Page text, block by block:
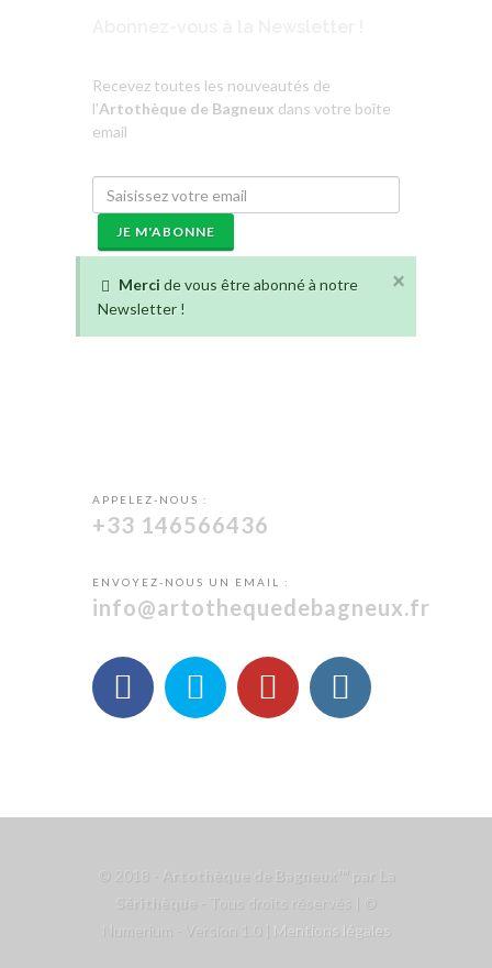
Recevez toutes les nouveautés de
l'Artothèque de Bagneux dans votre boîte
email
JE M'ABONNE
Mercide vous être abonné à notre
Newsletter !
×
APPELEZ-NOUS :
+33 146566436
ENVOYEZ-NOUS UN EMAIL :
info@artothequedebagneux.fr
© 2018 - Artothèque de Bagneux™ par La
Sérithèque - Tous droits réservés | ©
Numerium - Version 1.0 |
Mentions légales